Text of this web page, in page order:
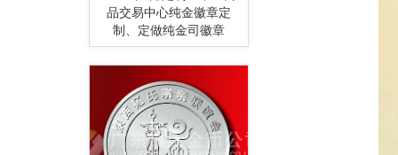
品交易中心纯金徽章定
制、定做纯金司徽章